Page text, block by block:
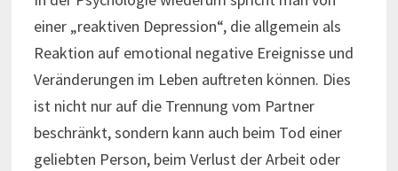
einer „reaktiven Depression“, die allgemein als
Reaktion auf emotional negative Ereignisse und
Veränderungen im Leben auftreten können. Dies
ist nicht nur auf die Trennung vom Partner
beschränkt, sondern kann auch beim Tod einer
geliebten Person, beim Verlust der Arbeit oder